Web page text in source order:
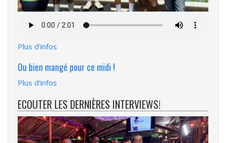
audio
Plus d'infos
Ou bien mangé pour ce midi !
Plus d'infos
ECOUTER LES DERNIÈRES INTERVIEWS!